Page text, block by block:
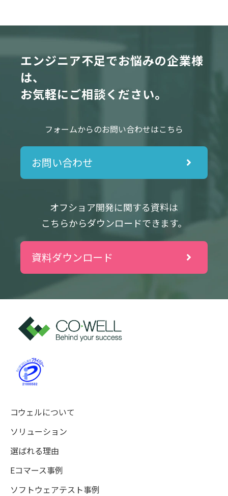
エンジニア不足でお悩みの企業様
は、
お気軽にご相談ください。
フォームからのお問い合わせはこちら
お問い合わせ
オフショア開発に関する資料は
こちらからダウンロードできます。
資料ダウンロード
コウェルについて
ソリューション
選ばれる理由
Eコマース事例
ソフトウェアテスト事例